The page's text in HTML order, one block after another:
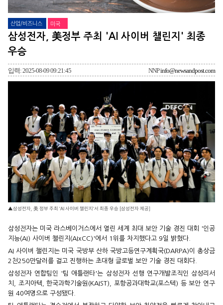
산업/비즈니스 미국
삼성전자, 美정부 주최 'AI 사이버 챌린지' 최종
우승
입력: 2025-08-09 09:21:45 NNPinfo@newsandpost.com
▲삼성전자, 美 정부 주최 'AI 사이버 챌린지'서 최종 우승 [삼성전자 제공]
삼성전자는 미국 라스베이거스에서 열린 세계 최대 보안 기술 경진 대회 '인공
지능(AI) 사이버 챌린지(AIxCC)'에서 1위를 차지했다고 9일 밝혔다.
AI 사이버 챌린지는 미국 국방부 산하 국방고등연구계획국(DARPA)이 총상금
2천250만달러를 걸고 진행하는 초대형 글로벌 보안 기술 경진 대회다.
삼성전자 연합팀인 '팀 애틀랜타'는 삼성전자 선행 연구개발조직인 삼성리서
치, 조지아텍, 한국과학기술원(KAIST), 포항공과대학교(포스텍) 등 보안 연구
원 40여명으로 구성됐다.